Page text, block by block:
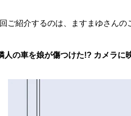
ご紹介するのは、ますまゆさんの
人の車を娘が傷つけた!? カメラに